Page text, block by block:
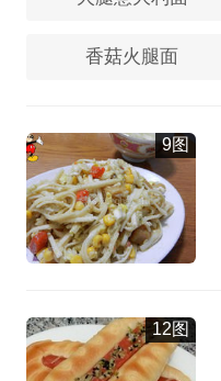
香菇火腿面
9图
12图